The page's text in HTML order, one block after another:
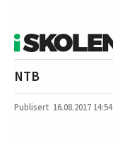
NTB
16.08.2017 14:54